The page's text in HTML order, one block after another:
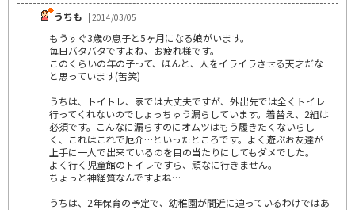
うちも | 2014/03/05
もうすぐ3歳の息子と5ヶ月になる娘がいます。
毎日バタバタですよね、お疲れ様です。
このくらいの年の子って、ほんと、人をイライラさせる天才だな
と思っています(苦笑)
うちは、トイトレ、家では大丈夫ですが、外出先では全くトイレ
行ってくれないのでしょっちゅう漏らしています。着替え、2組は
必須です。こんなに漏らすのにオムツはもう履きたくないらし
く、これはこれで厄介…といったところです。よく遊ぶお友達が
上手に一人で出来ているのを目の当たりにしてもダメでした。
よく行く児童館のトイレですら、頑なに行きません。
ちょっと神経質なんですよね…
うちは、2年保育の予定で、幼稚園が間近に迫っているわけではあ